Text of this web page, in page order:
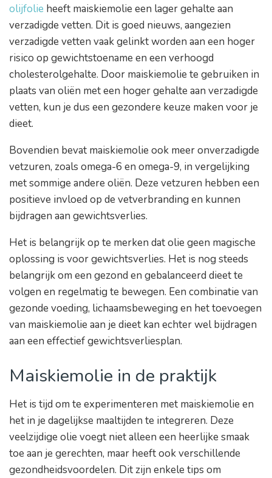
olijfolie heeft maiskiemolie een lager gehalte aan
verzadigde vetten. Dit is goed nieuws, aangezien
verzadigde vetten vaak gelinkt worden aan een hoger
risico op gewichtstoename en een verhoogd
cholesterolgehalte. Door maiskiemolie te gebruiken in
plaats van oliën met een hoger gehalte aan verzadigde
vetten, kun je dus een gezondere keuze maken voor je
dieet.
Bovendien bevat maiskiemolie ook meer onverzadigde
vetzuren, zoals omega-6 en omega-9, in vergelijking
met sommige andere oliën. Deze vetzuren hebben een
positieve invloed op de vetverbranding en kunnen
bijdragen aan gewichtsverlies.
Het is belangrijk op te merken dat olie geen magische
oplossing is voor gewichtsverlies. Het is nog steeds
belangrijk om een gezond en gebalanceerd dieet te
volgen en regelmatig te bewegen. Een combinatie van
gezonde voeding, lichaamsbeweging en het toevoegen
van maiskiemolie aan je dieet kan echter wel bijdragen
aan een effectief gewichtsverliesplan.
Maiskiemolie in de praktijk
Het is tijd om te experimenteren met maiskiemolie en
het in je dagelijkse maaltijden te integreren. Deze
veelzijdige olie voegt niet alleen een heerlijke smaak
toe aan je gerechten, maar heeft ook verschillende
gezondheidsvoordelen. Dit zijn enkele tips om